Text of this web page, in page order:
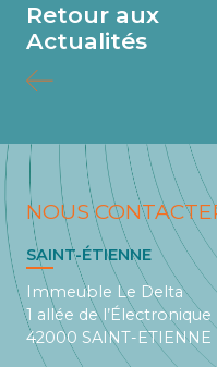
Retour aux
Actualités
NOUS
SAINT-ÉTIENNE
Immeuble Le Delta
1 allée de l’Électronique
42000 SAINT-ETIENNE